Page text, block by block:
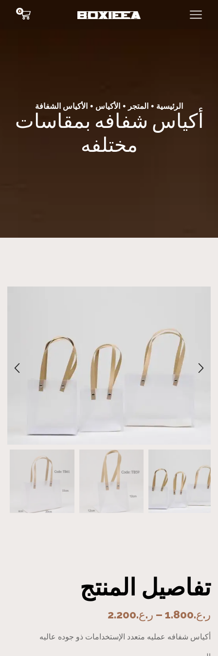
0
الرئيسية • المتجر • الأكياس • الأكياس الشفافة
أكياس شفافه بمقاسات
مختلفه
تفاصيل المنتج
ر.ع.1.800
– ر.ع.2.200
أكياس شفافه عمليه متعدد الإستخدامات ذو جوده عاليه